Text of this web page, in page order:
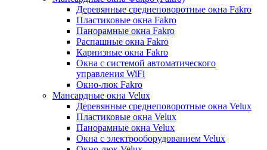
Деревянные среднеповоротные окна Fakro
Пластиковые окна Fakro
Панорамные окна Fakro
Распашные окна Fakro
Карнизные окна Fakro
Окна с системой автоматического
управления WiFi
Окно-люк Fakro
Мансардные окна Velux
Деревянные среднеповоротные окна Velux
Пластиковые окна Velux
Панорамные окна Velux
Окна с электрооборудованием Velux